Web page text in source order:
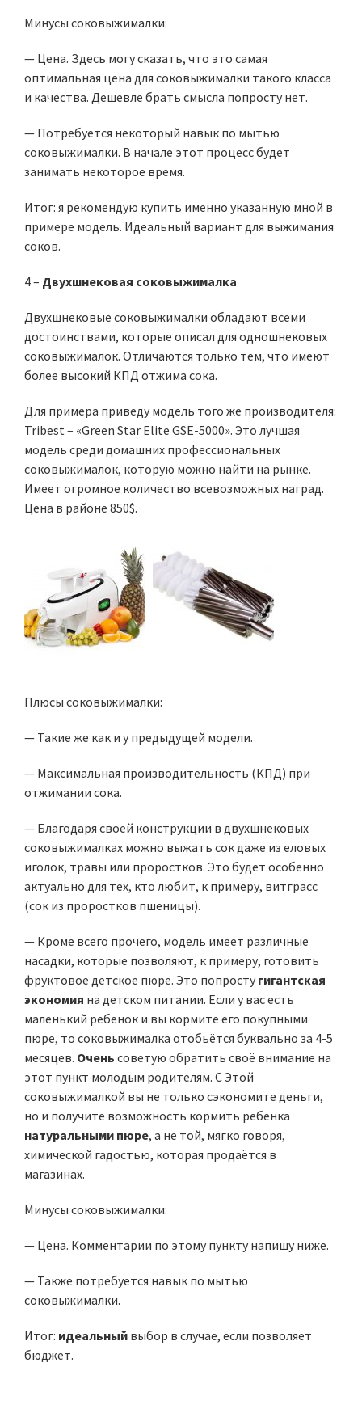
Минусы соковыжималки:
— Цена. Здесь могу сказать, что это самая
оптимальная цена для соковыжималки такого класса
и качества. Дешевле брать смысла попросту нет.
— Потребуется некоторый навык по мытью
соковыжималки. В начале этот процесс будет
занимать некоторое время.
Итог: я рекомендую купить именно указанную мной в
примере модель. Идеальный вариант для выжимания
соков.
4 – Двухшнековая соковыжималка
Двухшнековые соковыжималки обладают всеми
достоинствами, которые описал для одношнековых
соковыжималок. Отличаются только тем, что имеют
более высокий КПД отжима сока.
Для примера приведу модель того же производителя:
Tribest – «Green Star Elite GSE-5000». Это лучшая
модель среди домашних профессиональных
соковыжималок, которую можно найти на рынке.
Имеет огромное количество всевозможных наград.
Цена в районе 850$.
Плюсы соковыжималки:
— Такие же как и у предыдущей модели.
— Максимальная производительность (КПД) при
отжимании сока.
— Благодаря своей конструкции в двухшнековых
соковыжималках можно выжать сок даже из еловых
иголок, травы или проростков. Это будет особенно
актуально для тех, кто любит, к примеру, витграсс
(сок из проростков пшеницы).
— Кроме всего прочего, модель имеет различные
насадки, которые позволяют, к примеру, готовить
фруктовое детское пюре. Это попросту гигантская
экономия на детском питании. Если у вас есть
маленький ребёнок и вы кормите его покупными
пюре, то соковыжималка отобьётся буквально за 4-5
месяцев. Очень советую обратить своё внимание на
этот пункт молодым родителям. С Этой
соковыжималкой вы не только сэкономите деньги,
но и получите возможность кормить ребёнка
натуральными пюре, а не той, мягко говоря,
химической гадостью, которая продаётся в
магазинах.
Минусы соковыжималки:
— Цена. Комментарии по этому пункту напишу ниже.
— Также потребуется навык по мытью
соковыжималки.
Итог: идеальный выбор в случае, если позволяет
бюджет.